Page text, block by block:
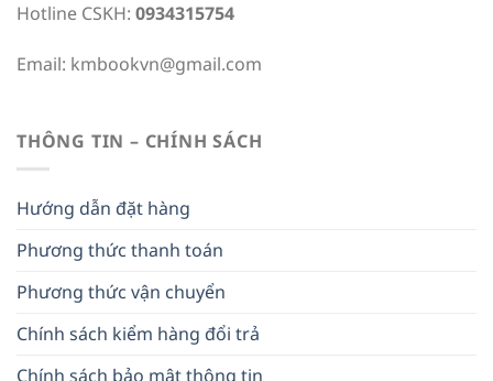
Hotline CSKH: 0934315754
Email: kmbookvn@gmail.com
THÔNG TIN – CHÍNH SÁCH
Hướng dẫn đặt hàng
Phương thức thanh toán
Phương thức vận chuyển
Chính sách kiểm hàng đổi trả
Chính sách bảo mật thông tin